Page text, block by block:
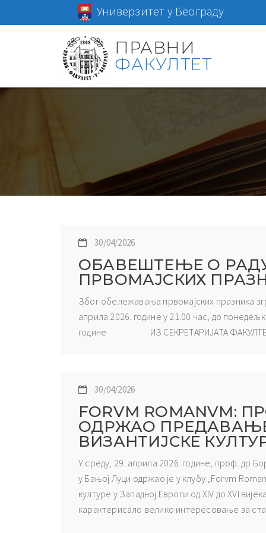
Универзитет у Београду
ПРАВНИ
ФАКУЛТЕТ
30/04/2026
ОБАВЕШТЕЊЕ О
ПРВОМАЈСКИХ
Због обележавања првомајских празника
априла 2026. године у 21.00 час, до
године ИЗ СЕКРЕТАРИЈАТА
30/04/2026
FORVM ROMANVM:
ОДРЖАО
ВИЗАНТИЈСКЕ
У среду, 29. априла 2026. године, проф. др
у Бањој Луци одржао је у клубу „Forvm
културе у Западној Европи од XIV до XVI
карактерисало велико интересовање за